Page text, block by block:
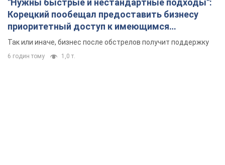
"Нужны быстрые и нестандартные подходы":
Корецкий пообещал предоставить бизнесу
приоритетный доступ к имеющимся
складским помещениям
Так или иначе, бизнес после обстрелов получит поддержку
6 годин тому 1,0 т.